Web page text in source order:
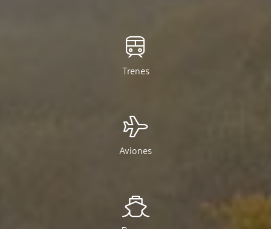
Trenes
Aviones